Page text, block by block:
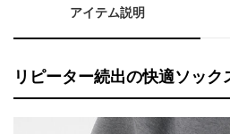
アイテム説明
リピーター続出の快適ソック